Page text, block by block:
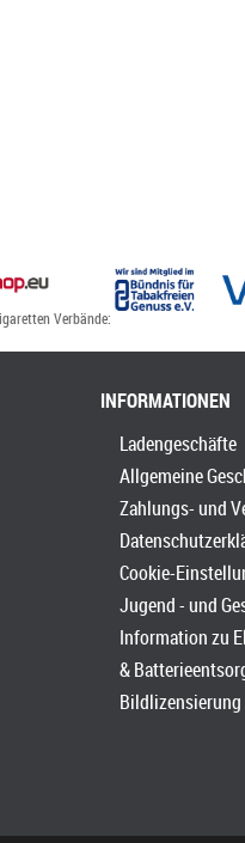
Verbände:
INFORMATIONEN
Ladengeschäfte
Allgemeine
Zahlungs- und
Cookie-
Jugend - und
Information zu
&
Bildlizensierung